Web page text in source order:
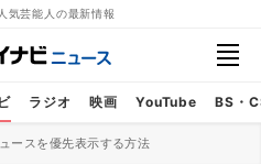
気芸能人の最新情報
ラジオ 映画 YouTube BS・
ースを優先表示する方法